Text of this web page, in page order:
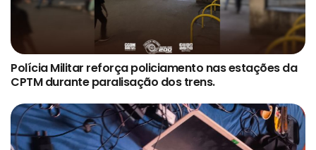
Polícia Militar reforça policiamento nas estações da
CPTM durante paralisação dos trens.